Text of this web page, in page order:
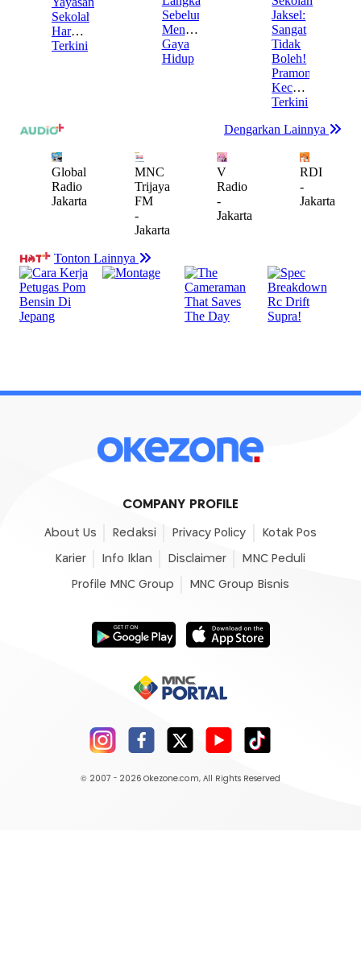
COMPANY PROFILE
About Us Redaksi Privacy Policy Kotak Pos
Karier Info Iklan Disclaimer MNC Peduli
Profile MNC Group MNC Group Bisnis
© 2007 - 2026 Okezone.com, All Rights Reserved